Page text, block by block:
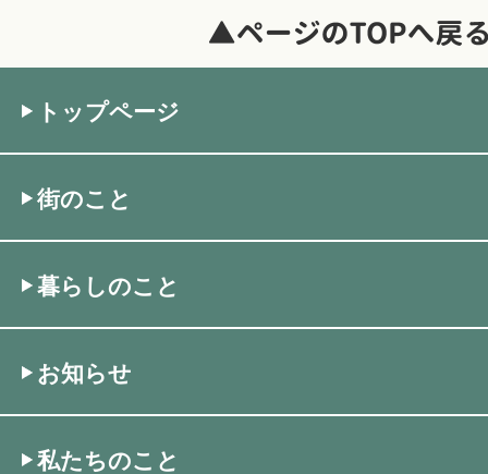
トップページ
街のこと
暮らしのこと
お知らせ
私たちのこと